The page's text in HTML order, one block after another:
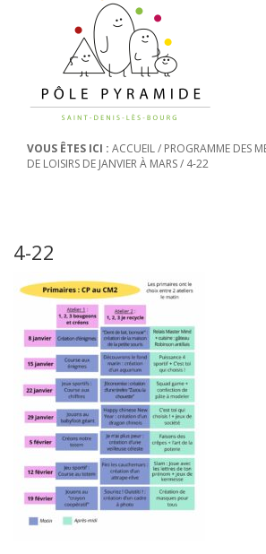
VOUS ÊTES ICI : ACCUEIL/ PROGRAMME DES
DE LOISIRS DE JANVIER À MARS/ 4-22
4-22